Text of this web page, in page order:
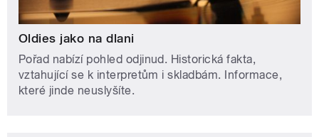
Oldies jako na dlani
Pořad nabízí pohled odjinud. Historická fakta,
vztahující se k interpretům i skladbám. Informace,
které jinde neuslyšíte.